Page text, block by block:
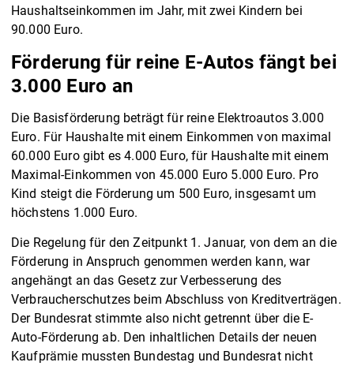
Haushaltseinkommen im Jahr, mit zwei Kindern bei
90.000 Euro.
Förderung für reine E-Autos fängt bei
3.000 Euro an
Die Basisförderung beträgt für reine Elektroautos 3.000
Euro. Für Haushalte mit einem Einkommen von maximal
60.000 Euro gibt es 4.000 Euro, für Haushalte mit einem
Maximal-Einkommen von 45.000 Euro 5.000 Euro. Pro
Kind steigt die Förderung um 500 Euro, insgesamt um
höchstens 1.000 Euro.
Die Regelung für den Zeitpunkt 1. Januar, von dem an die
Förderung in Anspruch genommen werden kann, war
angehängt an das Gesetz zur Verbesserung des
Verbraucherschutzes beim Abschluss von Kreditverträgen.
Der Bundesrat stimmte also nicht getrennt über die E-
Auto-Förderung ab. Den inhaltlichen Details der neuen
Kaufprämie mussten Bundestag und Bundesrat nicht